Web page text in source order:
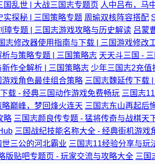
国乱世 | 大战三国志专题页 人中吕布，马
实探秘 | 三国策略专题 周瑜双核阵容搭配
璋专题 | 三国志游戏攻略与历史解读 吕蒙
志修改器使用指南与下载 | 三国游戏修改
与策略专题 | 三国策略志 天天斗三国 -
新作全解析 | 三国策略志 少年三国志2充值
戏角色最佳组合策略 三国志魏延传下载
载 - 经典三国动作游戏免费畅玩 三国志
巅峰，梦回烽火连天 三国志东山再起后
略 三国志颜良传专题 - 猛将传奇与战棋天
三国战纪技能名称大全 - 经典街机游戏
三公的河北霸业 三国志11经验分享与玩
版贴吧专题页 - 玩家交流与攻略大全 三国